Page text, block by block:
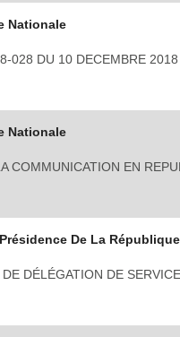
Nationale
028 DU 10 DECEMBRE
Nationale
COMMUNICATION EN
Présidence De La République
DÉLÉGATION DE